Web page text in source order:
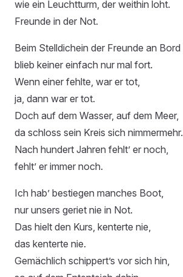
wie ein Leuchtturm, der weithin loht.
Freunde in der Not.
Beim Stelldichein der Freunde an Bord
blieb keiner einfach nur mal fort.
Wenn einer fehlte, war er tot,
ja, dann war er tot.
Doch auf dem Wasser, auf dem Meer,
da schloss sein Kreis sich nimmermehr.
Nach hundert Jahren fehlt’ er noch,
fehlt’ er immer noch.
Ich hab’ bestiegen manches Boot,
nur unsers geriet nie in Not.
Das hielt den Kurs, kenterte nie,
das kenterte nie.
Gemächlich schippert’s vor sich hin,